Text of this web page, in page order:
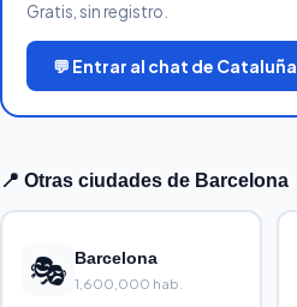
Gratis, sin registro.
💬 Entrar al chat de Cataluña
📍 Otras ciudades de Barcelona
🎭 Barcelona
1,600,000 hab.